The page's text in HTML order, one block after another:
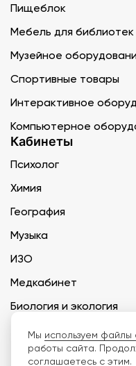
Пищеблок
Мебель для библиотек
Музейное
Спортивные товары
Интерактивное
Компьютерное
Кабинеты
Психолог
Химия
География
Музыка
ИЗО
Медкабинет
Биология и экология
Технология
Мы используем файлы
работы сайта.
соглашаетесь с этим.